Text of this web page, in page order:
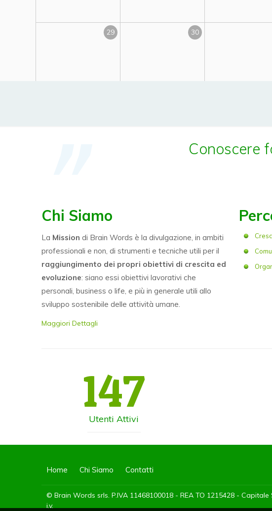
29 30
Conoscere
Chi Siamo
La Mission di Brain Words è la divulgazione, in ambiti
professionali e non, di strumenti e tecniche utili per il
raggiungimento dei propri obiettivi di crescita ed
evoluzione: siano essi obiettivi lavorativi che
personali, business o life, e più in generale utili allo
sviluppo sostenibile delle attività umane.
Maggiori Dettagli
147
Utenti Attivi
Home Chi Siamo Contatti
© Brain Words srls. P.IVA 11468100018 - REA TO 1215428 - Capitale
i.v.